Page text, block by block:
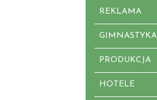
REKLAMA
GIMNASTYKA
PRODUKCJA
HOTELE